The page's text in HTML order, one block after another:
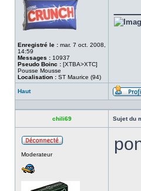
Enregistré le : mar. 7 oct. 2008,
14:59
Messages : 10937
Pseudo Boinc : [XTBA>XTC]
Pousse Mousse
Localisation : ST Maurice (94)
Haut
chili69 Sujet du
Moderateur